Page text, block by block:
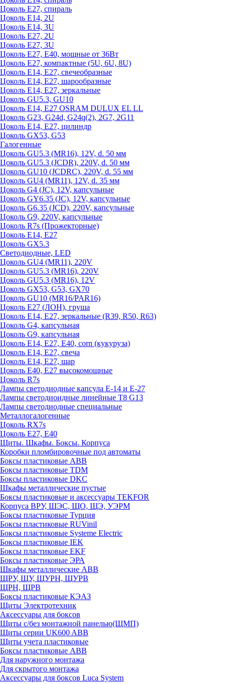
Цоколь Е27, спираль
Цоколь Е14, 2U
Цоколь Е14, 3U
Цоколь Е27, 2U
Цоколь Е27, 3U
Цоколь Е27, Е40, мощные от 36Вт
Цоколь Е27, компактные (5U, 6U, 8U)
Цоколь Е14, Е27, свечеобразные
Цоколь Е14, Е27, шарообразные
Цоколь Е14, Е27, зеркальные
Цоколь GU5.3, GU10
Цоколь Е14, Е27 OSRAM DULUX EL LL
Цоколь G23, G24d, G24q(2), 2G7, 2G11
Цоколь Е14, Е27, цилиндр
Цоколь GX53, G53
Галогенные
Цоколь GU5.3 (MR16), 12V, d. 50 мм
Цоколь GU5.3 (JCDR), 220V, d. 50 мм
Цоколь GU10 (JCDRC), 220V, d. 55 мм
Цоколь GU4 (MR11), 12V, d. 35 мм
Цоколь G4 (JC), 12V, капсульные
Цоколь GY6.35 (JC), 12V, капсульные
Цоколь G6.35 (JCD), 220V, капсульные
Цоколь G9, 220V, капсульные
Цоколь R7s (Прожекторные)
Цоколь E14, E27
Цоколь GX5.3
Светодиодные, LED
Цоколь GU4 (MR11), 220V
Цоколь GU5.3 (MR16), 220V
Цоколь GU5.3 (MR16), 12V
Цоколь GX53, G53, GX70
Цоколь GU10 (MR16/PAR16)
Цоколь Е27 (ЛОН), груша
Цоколь Е14, Е27, зеркальные (R39, R50, R63)
Цоколь G4, капсульная
Цоколь G9, капсульная
Цоколь Е14, Е27, Е40, corn (кукуруза)
Цоколь Е14, Е27, свеча
Цоколь Е14, Е27, шар
Цоколь Е40, Е27 высокомощные
Цоколь R7s
Лампы светодиодные капсула Е-14 и Е-27
Лампы светодиоидные линейные T8 G13
Лампы светодиодные специальные
Металлогалогенные
Цоколь RX7s
Цоколь Е27, E40
Щиты. Шкафы. Боксы. Корпуса
Коробки пломбировочные под автоматы
Боксы пластиковые ABB
Боксы пластиковые TDM
Боксы пластиковые DKC
Шкафы металлические пустые
Боксы пластиковые и аксессуары TEKFOR
Корпуса ВРУ, ШЭС, ЩО, ЩЭ, УЭРМ
Боксы пластиковые Турция
Боксы пластиковые RUVinil
Боксы пластиковые Systeme Electric
Боксы пластиковые IEK
Боксы пластиковые EKF
Боксы пластиковые ЭРА
Шкафы металлические ABB
ЩРУ, ЩУ, ЩУРН, ЩУРВ
ЩРН, ЩРВ
Боксы пластиковые КЭАЗ
Щиты Электротехник
Аксессуары для боксов
Щиты с/без монтажной панелью(ЩМП)
Щиты серии UK600 ABB
Щиты учета пластиковые
Боксы пластиковые ABB
Для наружного монтажа
Для скрытого монтажа
Аксессуары для боксов Luca System